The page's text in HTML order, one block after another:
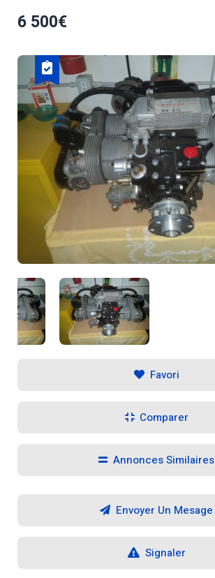
6 500€
Favori
Comparer
Annonces Similaires
Envoyer Un Mesage
Signaler